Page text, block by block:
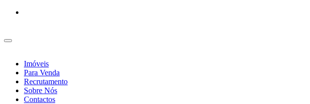
Imóveis
Para Venda
Recrutamento
Sobre Nós
Contactos